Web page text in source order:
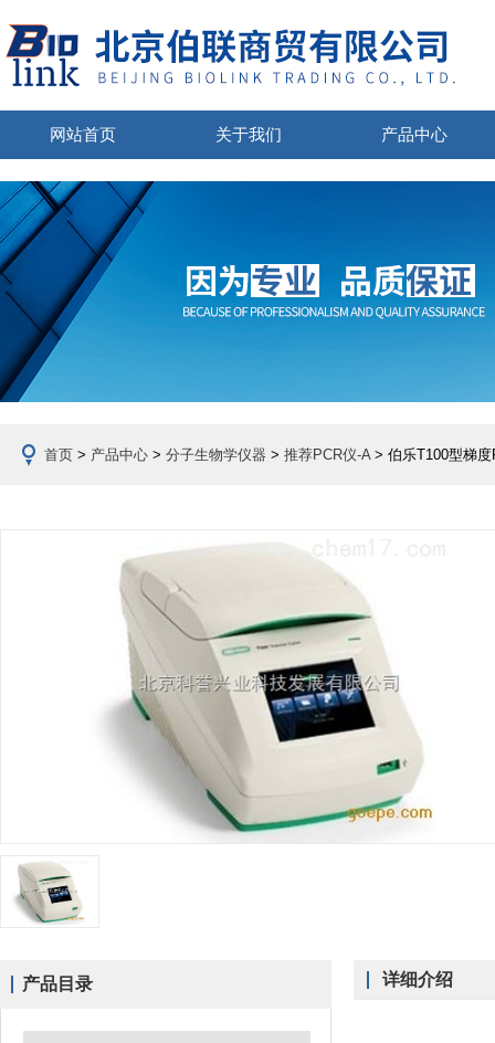
网站首页 关于我们 产品中心
首页 > 产品中心 > 分子生物学仪器 > 推荐PCR仪-A> 伯乐T100型梯度
产品目录 详细介绍